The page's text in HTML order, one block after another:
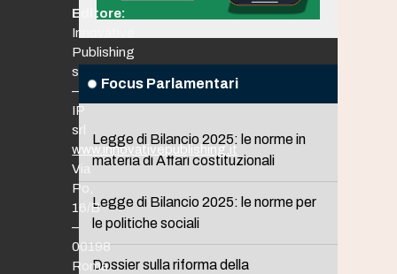
Focus Parlamentari
Legge di Bilancio 2025: le norme in
materia di Affari costituzionali
Legge di Bilancio 2025: le norme per
le politiche sociali
Dossier sulla riforma della
Editore:
Innovative
Publishing
srl
–
IP
srl
www.innovativepublishing.it
Via
Po,
16/B
–
00198
Roma